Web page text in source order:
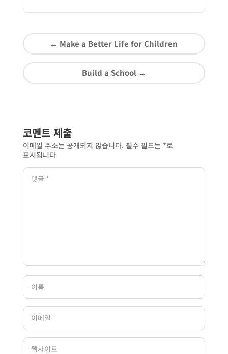
← Make a Better Life for Children
Build a School →
코멘트 제출
이메일 주소는 공개되지 않습니다. 필수 필드는 *로
표시됩니다